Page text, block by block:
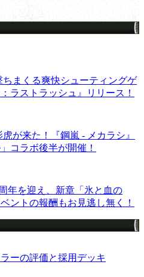
ちまくる爽快シューティングゲ
ラストラッシュ』リリース！
が来た！『鋼嵐 - メカラシ』
コラボ後半が開催！
年を迎え、新章「氷と血の
ントの報酬もお見逃し無く！
ーの評価と採用デッキ